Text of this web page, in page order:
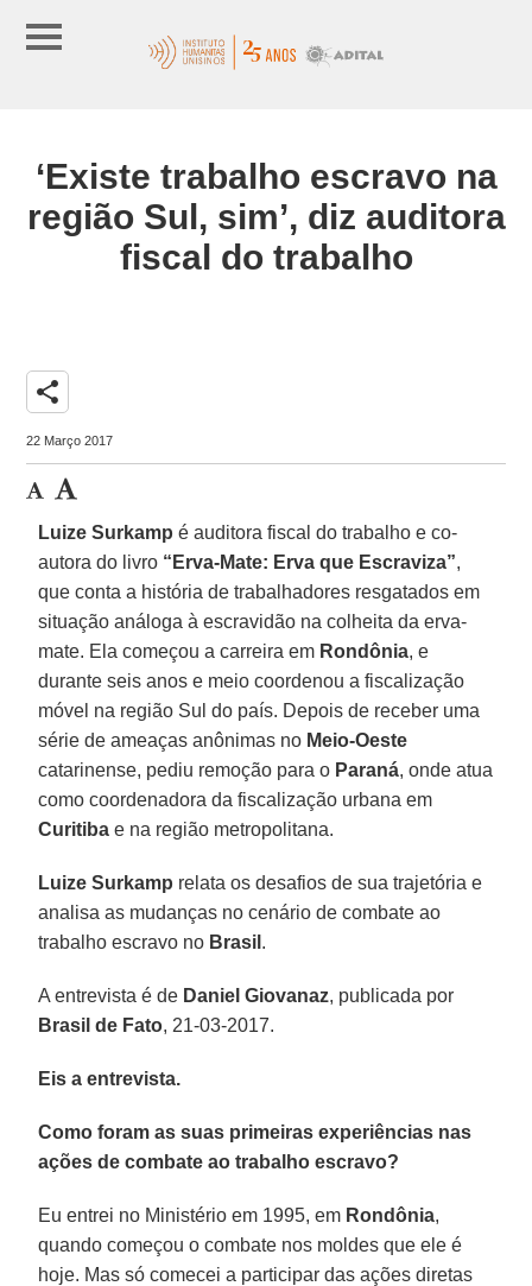
‘Existe trabalho escravo na
região Sul, sim’, diz auditora
fiscal do trabalho
share
22 Março 2017
Luize Surkamp é auditora fiscal do trabalho e co-
autora do livro “Erva-Mate: Erva que Escraviza”,
que conta a história de trabalhadores resgatados em
situação análoga à escravidão na colheita da erva-
mate. Ela começou a carreira em Rondônia, e
durante seis anos e meio coordenou a fiscalização
móvel na região Sul do país. Depois de receber uma
série de ameaças anônimas no Meio-Oeste
catarinense, pediu remoção para o Paraná, onde atua
como coordenadora da fiscalização urbana em
Curitiba e na região metropolitana.
Luize Surkamp relata os desafios de sua trajetória e
analisa as mudanças no cenário de combate ao
trabalho escravo no Brasil .
A entrevista é de Daniel Giovanaz, publicada por
Brasil de Fato, 21-03-2017.
Eis a entrevista.
Como foram as suas primeiras experiências nas
ações de combate ao trabalho escravo?
Eu entrei no Ministério em 1995, em Rondônia,
quando começou o combate nos moldes que ele é
hoje. Mas só comecei a participar das ações diretas